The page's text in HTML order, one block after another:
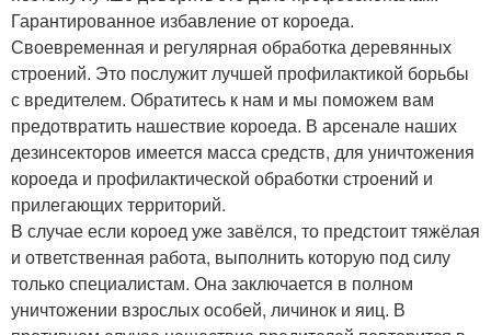
Гарантированное избавление от короеда.
Своевременная и регулярная обработка деревянных
строений. Это послужит лучшей профилактикой борьбы
с вредителем. Обратитесь к нам и мы поможем вам
предотвратить нашествие короеда. В арсенале наших
дезинсекторов имеется масса средств, для уничтожения
короеда и профилактической обработки строений и
прилегающих территорий.
В случае если короед уже завёлся, то предстоит тяжёлая
и ответственная работа, выполнить которую под силу
только специалистам. Она заключается в полном
уничтожении взрослых особей, личинок и яиц. В